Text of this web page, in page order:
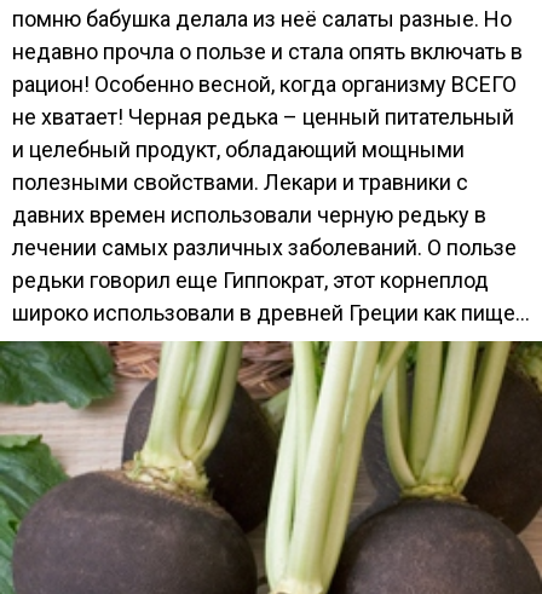
помню бабушка делала из неё салаты разные. Но
недавно прочла о пользе и стала опять включать в
рацион! Особенно весной, когда организму ВСЕГО
не хватает! Черная редька – ценный питательный
и целебный продукт, обладающий мощными
полезными свойствами. Лекари и травники с
давних времен использовали черную редьку в
лечении самых различных заболеваний. О пользе
редьки говорил еще Гиппократ, этот корнеплод
широко использовали в древней Греции как пище...